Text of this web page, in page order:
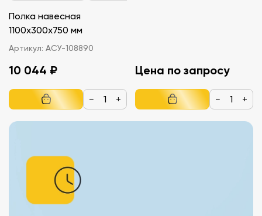
Полка навесная
1100х300х750 мм
Артикул: АСУ-108890
10 044 ₽
− +
Цена по запросу
− +